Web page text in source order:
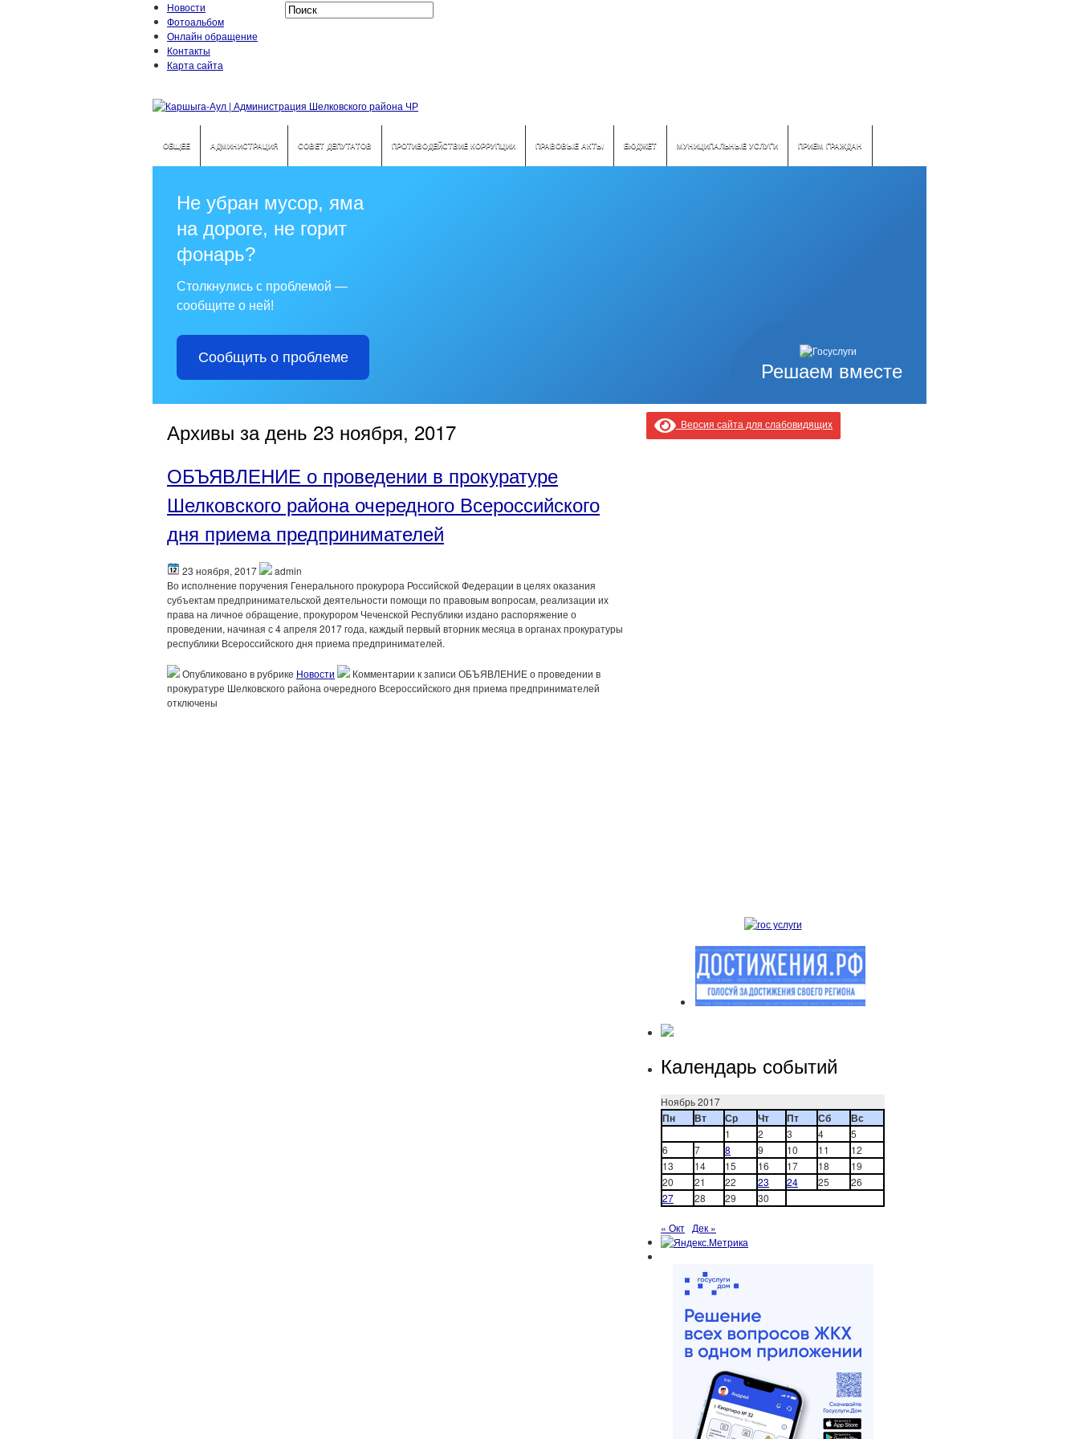
Новости
Фотоальбом
Онлайн обращение
Контакты
Карта сайта
ОБЩЕЕ АДМИНИСТРАЦИЯ СОВЕТ ДЕПУТАТОВ ПРОТИВОДЕЙСТВИЕ КОРРУПЦИИ ПРАВОВЫЕ АКТЫ БЮДЖЕТ МУНИЦИПАЛЬНЫЕ УСЛУГИ ПРИЕМ ГРАЖДАН
Решаем вместе
Не убран мусор, яма
на дороге, не горит
фонарь?
Столкнулись с проблемой —
сообщите о ней!
Сообщить о проблеме
Архивы за день 23 ноября, 2017
ОБЪЯВЛЕНИЕ о проведении в прокуратуре
Шелковского района очередного Всероссийского
дня приема предпринимателей
23 ноября, 2017
admin
Во исполнение поручения Генерального прокурора Российской Федерации в целях оказания
субъектам предпринимательской деятельности помощи по правовым вопросам, реализации их
права на личное обращение, прокурором Чеченской Республики издано распоряжение о
проведении, начиная с 4 апреля 2017 года, каждый первый вторник месяца в органах прокуратуры
республики Всероссийского дня приема предпринимателей.
Опубликовано в рубрике Новости Комментарии к записи ОБЪЯВЛЕНИЕ о проведении в
прокуратуре Шелковского района очередного Всероссийского дня приема предпринимателей
отключены
Версия сайта для слабовидящих
Календарь событий
Ноябрь 2017
Пн Вт Ср Чт Пт Сб Вс
1 2 3 4
5
6
7 8 9 10 11
12
13
14 15 16 17 18
19
20
21 22 23 24 25
26
27
28 29 30
« Окт Дек »